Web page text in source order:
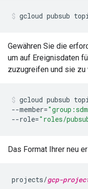
gcloud pubsub
Gewähren Sie die
um auf Ereignisdaten
zuzugreifen und sie
gcloud pubsub
--member=
--role="roles/
Das Format Ihrer neu
projects/gcp-